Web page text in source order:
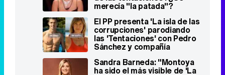
ha sido el más visible de 'La
isla de las tentaciones', pero
todos han dado juego"
Famosos relacionados